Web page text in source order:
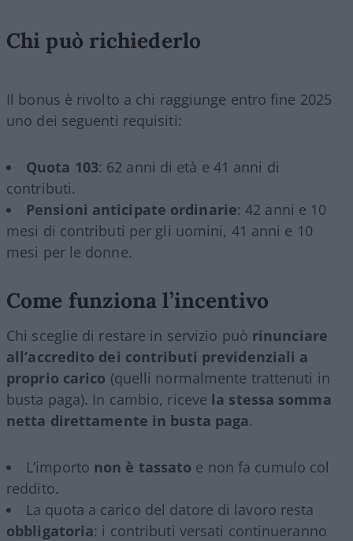
Chi può richiederlo
Il bonus è rivolto a chi raggiunge entro fine 2025
uno dei seguenti requisiti:
Quota 103: 62 anni di età e 41 anni di
contributi.
Pensioni anticipate ordinarie: 42 anni e 10
mesi di contributi per gli uomini, 41 anni e 10
mesi per le donne.
Come funziona l’incentivo
Chi sceglie di restare in servizio può rinunciare
all’accredito dei contributi previdenziali a
proprio carico (quelli normalmente trattenuti in
busta paga). In cambio, riceve la stessa somma
netta direttamente in busta paga.
L’importo non è tassato e non fa cumulo col
reddito.
La quota a carico del datore di lavoro resta
obbligatoria: i contributi versati continueranno